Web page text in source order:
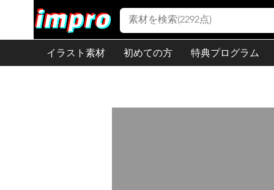
イラスト素材 初めての方 特典プログラム